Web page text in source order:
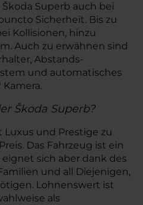
Superb auch bei
Sicherheit. Bis zu
Kollisionen, hinzu
Auch zu erwähnen sind
Abstands-
und automatisches
Škoda Superb?
Luxus und Prestige zu
Das Fahrzeug ist ein
sich aber dank des
und all Diejenigen,
Lohnenswert ist
als